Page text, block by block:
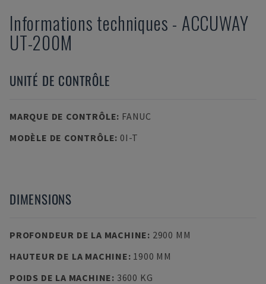
Informations techniques - ACCUWAY
UT-200M
UNITÉ DE CONTRÔLE
MARQUE DE CONTRÔLE: FANUC
MODÈLE DE CONTRÔLE: 0I-T
DIMENSIONS
PROFONDEUR DE LA MACHINE: 2900 MM
HAUTEUR DE LA MACHINE: 1900 MM
POIDS DE LA MACHINE: 3600 KG